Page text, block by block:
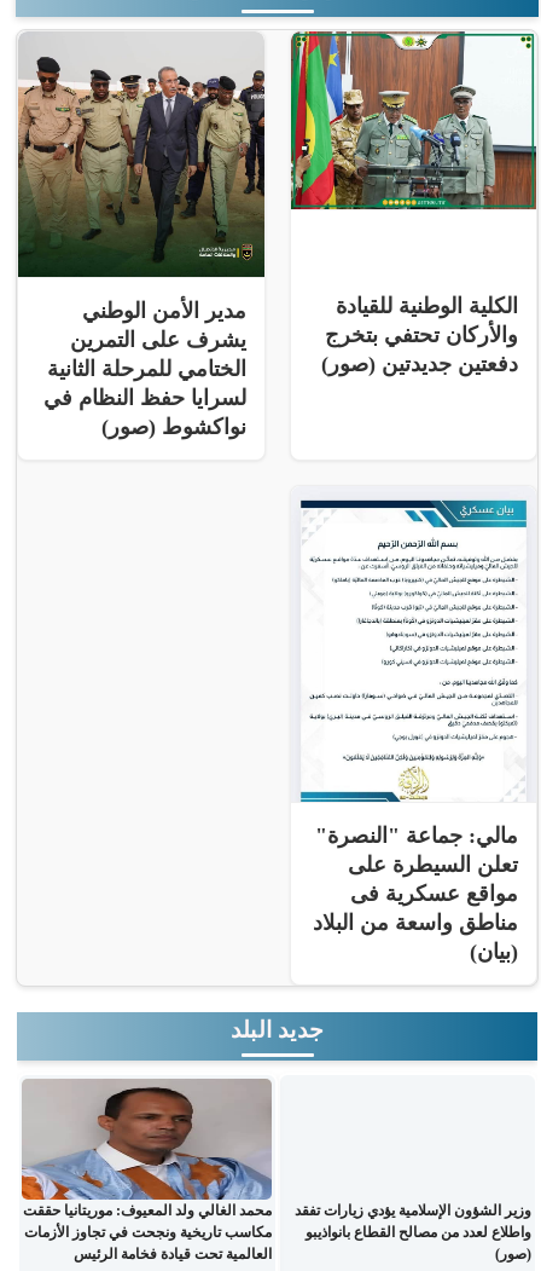
الكلية الوطنية للقيادة
والأركان تحتفي بتخرج
دفعتين جديدتين (صور)
مدير الأمن الوطني
يشرف على التمرين
الختامي للمرحلة الثانية
لسرايا حفظ النظام في
نواكشوط (صور)
مالي: جماعة "النصرة"
تعلن السيطرة على
مواقع عسكرية فى
مناطق واسعة من البلاد
(بيان)
جديد البلد
وزير الشؤون الإسلامية يؤدي زيارات تفقد
واطلاع لعدد من مصالح القطاع بانواذيبو
(صور)
محمد الغالي ولد المعيوف: موريتانيا حققت
مكاسب تاريخية ونجحت في تجاوز الأزمات
العالمية تحت قيادة فخامة الرئيس